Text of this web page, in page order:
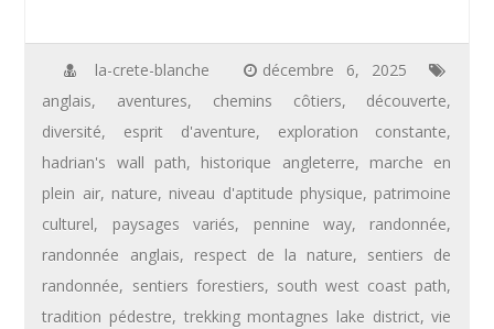
la-crete-blanche
décembre 6, 2025
anglais, aventures, chemins côtiers, découverte,
diversité, esprit d'aventure, exploration constante,
hadrian's wall path, historique angleterre, marche en
plein air, nature, niveau d'aptitude physique, patrimoine
culturel, paysages variés, pennine way, randonnée,
randonnée anglais, respect de la nature, sentiers de
randonnée, sentiers forestiers, south west coast path,
tradition pédestre, trekking montagnes lake district,vie